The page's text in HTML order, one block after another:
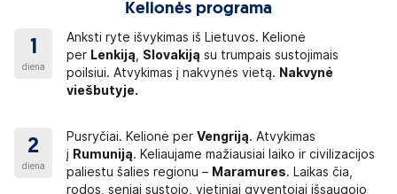
Kelionės programa
1
diena
Anksti ryte išvykimas iš Lietuvos. Kelionė
per Lenkiją Slovakiją su trumpais sustojimais
poilsiui. Atvykimas į nakvynės vietą. Nakvynė
viešbutyje.
2
diena
Pusryčiai. Kelionė perVengriją. Atvykimas
į Rumuniją. Keliaujame mažiausiai laiko ir civilizacijos
paliestu šalies regionu – Maramures. Laikas čia,
rodos, seniai sustojo, vietiniai gyventojai išsaugojo